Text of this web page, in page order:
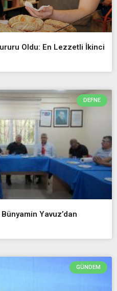
Oldu: En Lezzetli İkinci
DEFNE
Yavuz’dan
GÜNDEM